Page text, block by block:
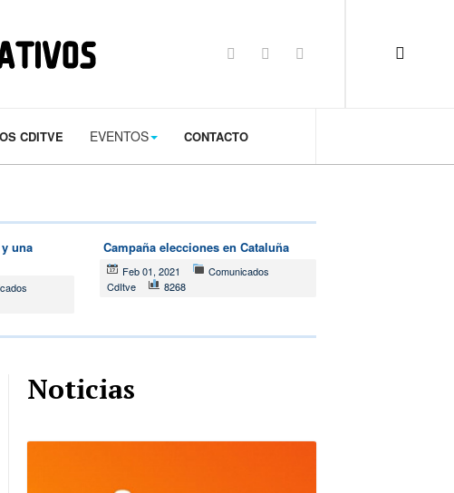
CDITVE EVENTOS CONTACTO
una
Campaña elecciones en Cataluña
Feb 01, 2021
Comunicados
CdItve
8268
Noticias